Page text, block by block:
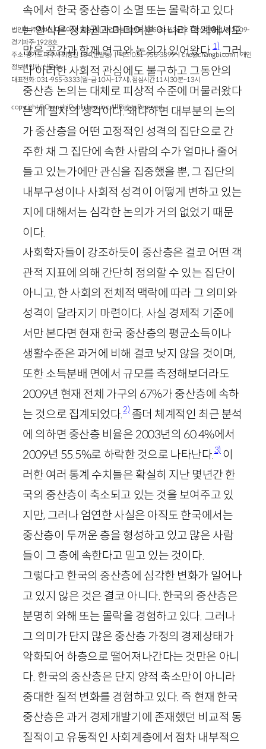
속에서 한국 중산층이 소멸 또는 몰락하고 있다
는 인식은 정치권과 미디어뿐 아니라 학계에서도
많은 공감과 함께 연구와 논의가 있어왔다.1)그러
나 이러한 사회적 관심에도 불구하고 그동안의
중산층 논의는 대체로 피상적 수준에 머물러왔다
는 게 필자의 생각이다. 왜냐하면 대부분의 논의
가 중산층을 어떤 고정적인 성격의 집단으로 간
주한 채 그 집단에 속한 사람의 수가 얼마나 줄어
들고 있는가에만 관심을 집중했을 뿐, 그 집단의
내부구성이나 사회적 성격이 어떻게 변하고 있는
지에 대해서는 심각한 논의가 거의 없었기 때문
이다.
사회학자들이 강조하듯이 중산층은 결코 어떤 객
관적 지표에 의해 간단히 정의할 수 있는 집단이
아니고, 한 사회의 전체적 맥락에 따라 그 의미와
성격이 달라지기 마련이다. 사실 경제적 기준에
서만 본다면 현재 한국 중산층의 평균소득이나
생활수준은 과거에 비해 결코 낮지 않을 것이며,
또한 소득분배 면에서 규모를 측정해보더라도
2009년 현재 전체 가구의 67%가 중산층에 속하
는 것으로 집계되었다.2)좀더 체계적인 최근 분석
에 의하면 중산층 비율은 2003년의 60.4%에서
2009년 55.5%로 하락한 것으로 나타난다.3)이
러한 여러 통계 수치들은 확실히 지난 몇년간 한
국의 중산층이 축소되고 있는 것을 보여주고 있
지만, 그러나 엄연한 사실은 아직도 한국에서는
중산층이 두꺼운 층을 형성하고 있고 많은 사람
들이 그 층에 속한다고 믿고 있는 것이다.
그렇다고 한국의 중산층에 심각한 변화가 일어나
고 있지 않은 것은 결코 아니다. 한국의 중산층은
분명히 와해 또는 몰락을 경험하고 있다. 그러나
그 의미가 단지 많은 중산층 가정의 경제상태가
악화되어 하층으로 떨어져나간다는 것만은 아니
다. 한국의 중산층은 단지 양적 축소만이 아니라
중대한 질적 변화를 경험하고 있다. 즉 현재 한국
중산층은 과거 경제개발기에 존재했던 비교적 동
질적이고 유동적인 사회계층에서 점차 내부적으
법인명 : ㈜창비ㅣ대표이사 : 염종선ㅣ사업자등록번호 : 105-81-63672ㅣ통신판매업 : 제 2009-
경기파주-1928호
주소 : 경기도 파주시 회동길 184(문발동)ㅣ팩스 : 031-955-3399 ㅣcnc@changbi.comㅣ개인
정보책임자 : 신문수
대표전화 : 031-955-3333(월~금 10시~17시), 점심시간 11시 30분~13시
copyright © Changbi Publishers, inc. All Rights Reserved.